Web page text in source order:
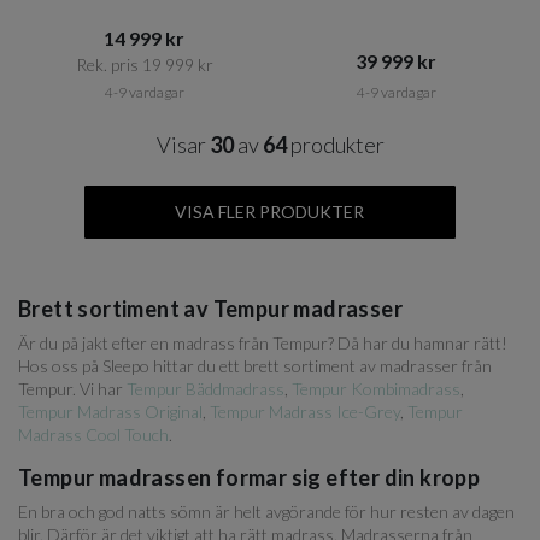
14 999 kr​​
Rek. pris 19 999 kr​​
4-9 vardagar
39 999 kr​​
4-9 vardagar
Visar 30av64produkter
VISA FLER PRODUKTER
Brett sortiment av Tempur madrasser
Är du på jakt efter en madrass från Tempur? Då har du hamnar rätt!
Hos oss på Sleepo hittar du ett brett sortiment av madrasser från
Tempur. Vi har Tempur Bäddmadrass Tempur Kombimadrass
Tempur Madrass Original Tempur Madrass Ice-Grey Tempur
Madrass Cool Touch
Tempur madrassen formar sig efter din kropp
En bra och god natts sömn är helt avgörande för hur resten av dagen
blir. Därför är det viktigt att ha rätt madrass. Madrasserna från